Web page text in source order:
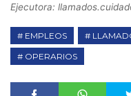
Ejecutora:
EMPLEOS
OPERARIOS